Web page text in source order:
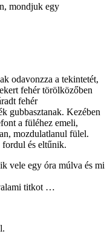
mondjuk egy
odavonzza a tekintetét,
fehér törölközőben
fehér
gubbasztanak. Kezében
a füléhez emeli,
mozdulatlanul fülel.
fordul és eltűnik.
vele egy óra múlva és mi
titkot …